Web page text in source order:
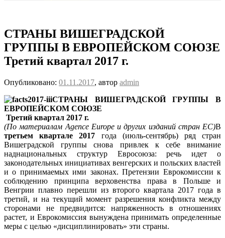
СТРАНЫ ВИШЕГРАДСКОЙ
ГРУППЫ В ЕВРОПЕЙСКОМ СОЮЗЕ
Третий квартал 2017 г.
Опубликовано: 01.11.2017, автор admin
СТРАНЫ ВИШЕГРАДСКОЙ ГРУППЫ В
ЕВРОПЕЙСКОМ СОЮЗЕ
Третий квартал 2017 г.
(По материалам Agence Europe и других изданий стран ЕС)В
третьем квартале 2017 года (июль-сентябрь) ряд стран
Вишеградской группы снова привлек к себе внимание
наднациональных структур Евросоюза: речь идет о
законодательных инициативах венгерских и польских властей
и о принимаемых ими законах. Претензии Еврокомиссии к
соблюдению принципа верховенства права в Польше и
Венгрии плавно перешли из второго квартала 2017 года в
третий, и на текущий момент разрешения конфликта между
сторонами не предвидится: напряженность в отношениях
растет, и Еврокомиссия вынуждена принимать определенные
меры с целью «дисциплинировать» эти страны.